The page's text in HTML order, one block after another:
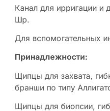
Канал для ирригации и
Шр.
Для вспомогательных
Принадлежности:
Щипцы для захвата,
бранши по типу
Щипцы для биопсии,